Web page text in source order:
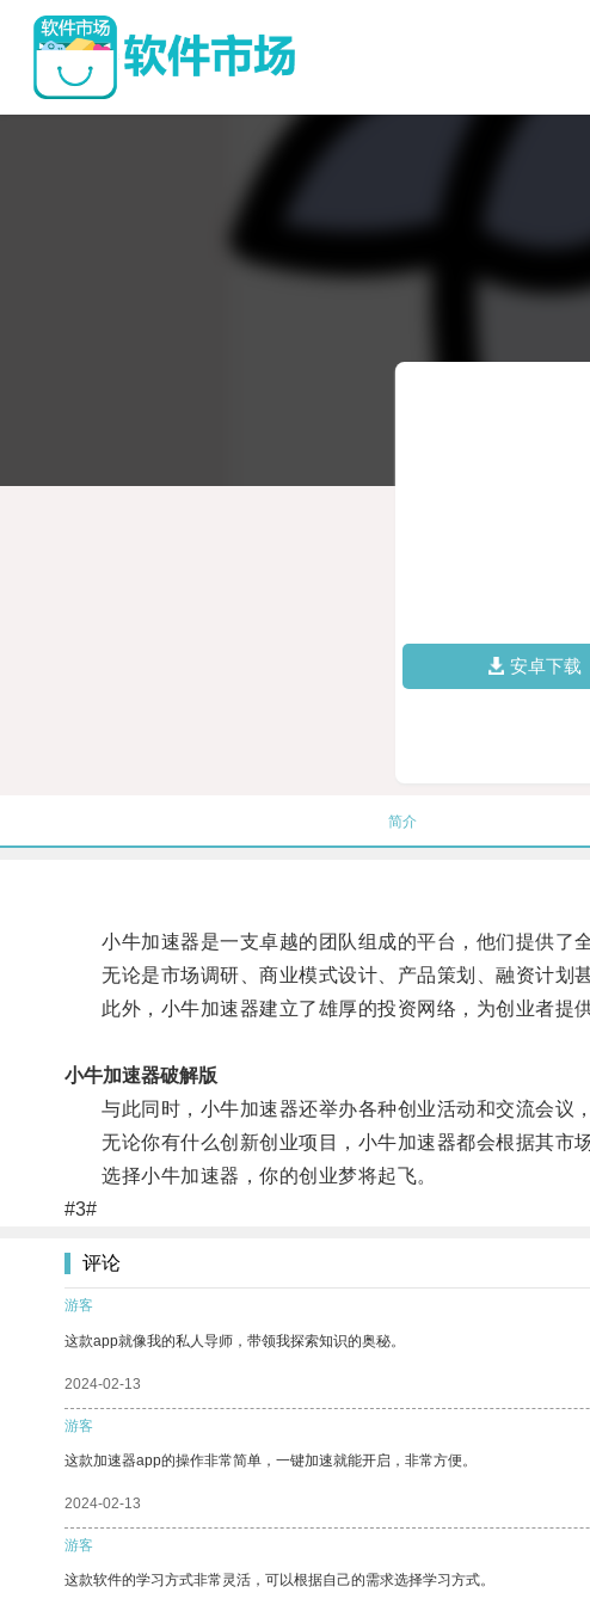
安卓下载
简介
小牛加速器是一支卓越的团队组成的平台，他们提供了全
无论是市场调研、商业模式设计、产品策划、融资计划
此外，小牛加速器建立了雄厚的投资网络，为创业者提供
小牛加速器破解版
与此同时，小牛加速器还举办各种创业活动和交流会议，
无论你有什么创新创业项目，小牛加速器都会根据其市场
选择小牛加速器，你的创业梦将起飞。
#3#
评论
游客
这款app就像我的私人导师，带领我探索知识的奥秘。
2024-02-13
游客
这款加速器app的操作非常简单，一键加速就能开启，非常方便。
2024-02-13
游客
这款软件的学习方式非常灵活，可以根据自己的需求选择学习方式。